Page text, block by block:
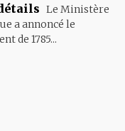
Le Ministère
a annoncé le
de 1785...